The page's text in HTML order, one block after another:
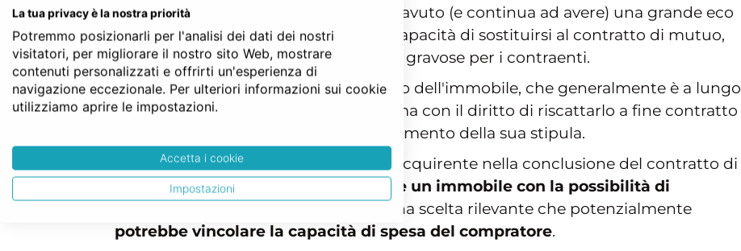
Il contratto di leasing immobiliare ha avuto (e continua ad avere) una grande eco
in Italia, specie in funzione della sua capacità di sostituirsi al contratto di mutuo,
spesso corredato da condizioni meno gravose per i contraenti.
La funzione è quella di consentire l'uso dell'immobile, che generalmente è a lungo
termine, senza l'obbligo di acquisto, ma con il diritto di riscattarlo a fine contratto
seguendo le condizioni stabilite al momento della sua stipula.
La legge prevede diverse tutele per l’acquirente nella conclusione del contratto di
leasing immobiliare. Perché?
Affittare un immobile con la possibilità di
è una scelta rilevante che potenzialmente
potrebbe vincolare la capacità di spesa del compratore.
La tua privacy è la nostra priorità
Potremmo posizionarli per l'analisi dei dati dei nostri
visitatori, per migliorare il nostro sito Web, mostrare
contenuti personalizzati e offrirti un'esperienza di
navigazione eccezionale. Per ulteriori informazioni sui cookie
utilizziamo aprire le impostazioni.
Accetta i cookie
Impostazioni